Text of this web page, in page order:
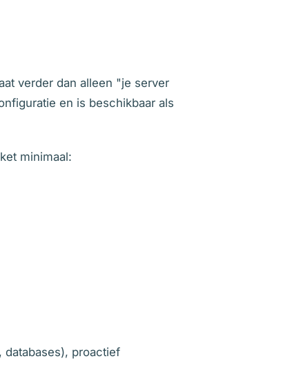
verder dan alleen "je server
en is beschikbaar als
minimaal:
databases), proactief